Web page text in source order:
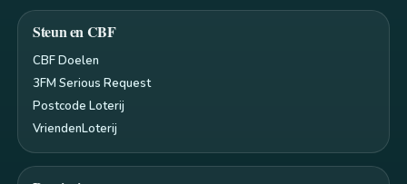
Steun en CBF
CBF Doelen
3FM Serious Request
Postcode Loterij
VriendenLoterij